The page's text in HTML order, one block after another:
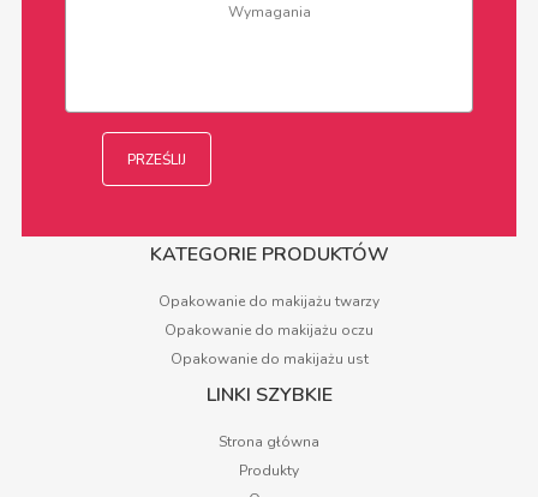
KATEGORIE PRODUKTÓW
Opakowanie do makijażu twarzy
Opakowanie do makijażu oczu
Opakowanie do makijażu ust
LINKI SZYBKIE
Strona główna
Produkty